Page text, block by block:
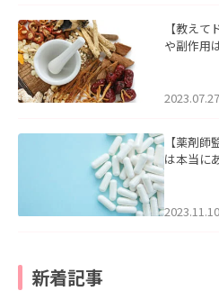
【教え
や副作用
2023.07.27
【薬剤
は本当に
2023.11.10
新着記事